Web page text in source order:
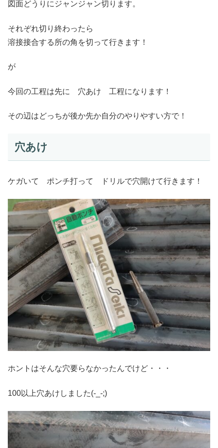
図面どうりにジャンジャン切ります。
それぞれ切り終わったら
溶接接合する所の角を切って行きます！
が
今回の工程は先に 穴あけ 工程になります！
その辺はどっちが後か先か自分のやりやすい方で！
穴あけ
ケガいて ポンチ打って ドリルで穴開けて行きます！
ホントはそんな穴要らなかったんでけど・・・
100以上穴あけしました(-_-;)